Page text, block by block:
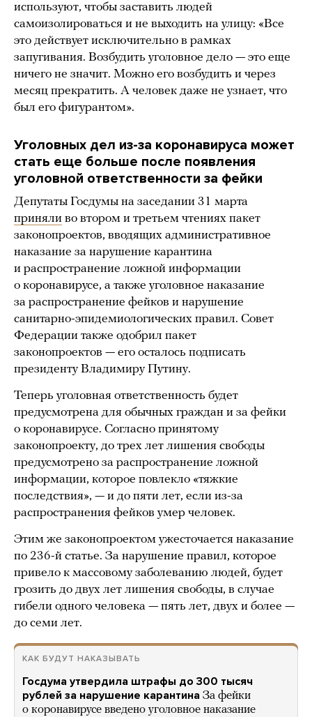
используют, чтобы заставить людей
самоизолироваться и не выходить на улицу: «Все
это действует исключительно в рамках
запугивания. Возбудить уголовное дело — это еще
ничего не значит. Можно его возбудить и через
месяц прекратить. А человек даже не узнает, что
был его фигурантом».
Уголовных дел из-за коронавируса может
стать еще больше после появления
уголовной ответственности за фейки
Депутаты Госдумы на заседании 31 марта
приняли во втором и третьем чтениях пакет
законопроектов, вводящих административное
наказание за нарушение карантина
и распространение ложной информации
о коронавирусе, а также уголовное наказание
за распространение фейков и нарушение
санитарно-эпидемиологических правил. Совет
Федерации также одобрил пакет
законопроектов — его осталось подписать
президенту Владимиру Путину.
Теперь уголовная ответственность будет
предусмотрена для обычных граждан и за фейки
о коронавирусе. Согласно принятому
законопроекту, до трех лет лишения свободы
предусмотрено за распространение ложной
информации, которое повлекло «тяжкие
последствия», — и до пяти лет, если из-за
распространения фейков умер человек.
Этим же законопроектом ужесточается наказание
по 236-й статье. За нарушение правил, которое
привело к массовому заболеванию людей, будет
грозить до двух лет лишения свободы, в случае
гибели одного человека — пять лет, двух и более —
до семи лет.
КАК БУДУТ НАКАЗЫВАТЬ
Госдума утвердила штрафы до 300 тысяч
рублей за нарушение карантина За фейки
о коронавирусе введено уголовное наказание